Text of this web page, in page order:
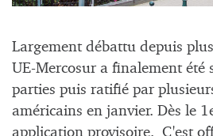
Largement débattu depuis
UE-Mercosur a finalement été
parties puis ratifié par
américains en janvier. Dès le
application provisoire. C'est